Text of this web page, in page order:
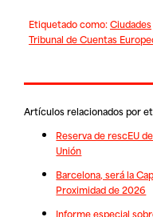
Etiquetado como:Ciudades
Tribunal de Cuentas
Artículos relacionados por
Reserva de rescEU
Unión
Barcelona, será la
Proximidad de 2026
Informe especial